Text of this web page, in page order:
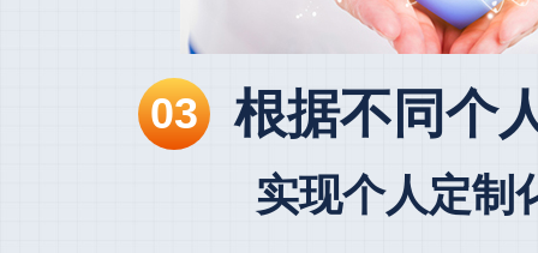
03 根据不同个
实现个人定制